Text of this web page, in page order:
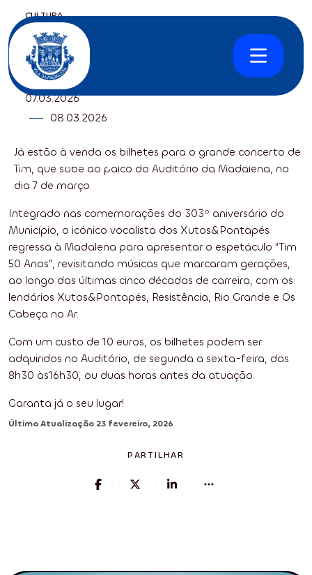
Página inicial Agenda Bilhetes Já à Venda para Concerto de Tim
CULTURA
Bilhetes Já à Venda para Concerto
de Tim
07.03.2026
08.03.2026
Já estão à venda os bilhetes para o grande concerto de
Tim, que sobe ao palco do Auditório da Madalena, no
dia 7 de março.
Integrado nas comemorações do 303º aniversário do
Município, o icónico vocalista dos Xutos&Pontapés
regressa à Madalena para apresentar o espetáculo “Tim
50 Anos”, revisitando músicas que marcaram gerações,
ao longo das últimas cinco décadas de carreira, com os
lendários Xutos&Pontapés, Resistência, Rio Grande e Os
Cabeça no Ar.
Com um custo de 10 euros, os bilhetes podem ser
adquiridos no Auditório, de segunda a sexta-feira, das
8h30 às16h30, ou duas horas antes da atuação.
Garanta já o seu lugar!
Última Atualização 23 fevereiro, 2026
PARTILHAR